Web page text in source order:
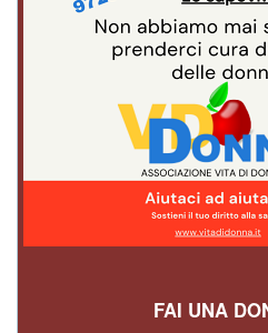
FAI UNA